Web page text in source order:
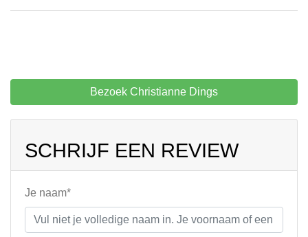
Bezoek Christianne Dings
SCHRIJF EEN REVIEW
Je naam*